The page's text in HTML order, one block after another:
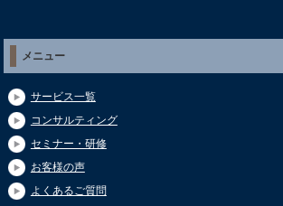
メニュー
サービス一覧
コンサルティング
セミナー・研修
お客様の声
よくあるご質問